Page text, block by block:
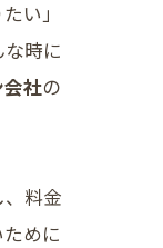
い」
時に
会社の
、料金
めに